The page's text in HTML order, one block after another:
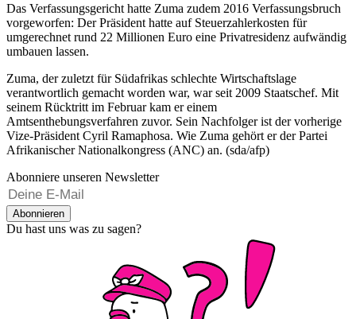
Das Verfassungsgericht hatte Zuma zudem 2016 Verfassungsbruch
vorgeworfen: Der Präsident hatte auf Steuerzahlerkosten für
umgerechnet rund 22 Millionen Euro eine Privatresidenz aufwändig
umbauen lassen.
Zuma, der zuletzt für Südafrikas schlechte Wirtschaftslage
verantwortlich gemacht worden war, war seit 2009 Staatschef. Mit
seinem Rücktritt im Februar kam er einem
Amtsenthebungsverfahren zuvor. Sein Nachfolger ist der vorherige
Vize-Präsident Cyril Ramaphosa. Wie Zuma gehört er der Partei
Afrikanischer Nationalkongress (ANC) an. (sda/afp)
Abonniere unseren Newsletter
Abonnieren
Du hast uns was zu sagen?